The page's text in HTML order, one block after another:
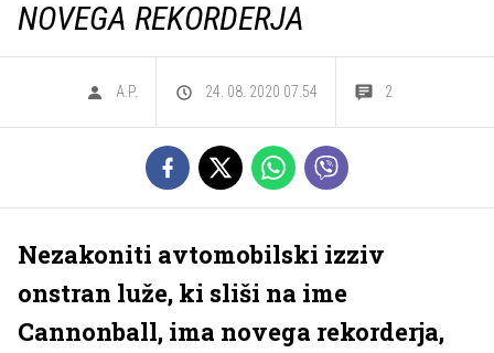
NOVEGA REKORDERJA
A.P. 24. 08. 2020 07.54 2
Nezakoniti avtomobilski izziv
onstran luže, ki sliši na ime
Cannonball, ima novega rekorderja,